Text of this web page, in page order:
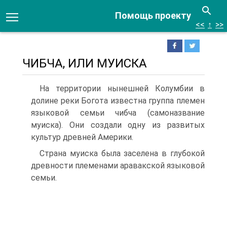
Помощь проекту
<< ↑ >>
ЧИБЧА, ИЛИ МУИСКА
На территории нынешней Колумбии в
долине реки Богота известна группа племен
языковой семьи чибча (самоназвание
муиска). Они создали одну из разви­тых
культур древней Америки.
Страна муиска была заселена в глубокой
древно­сти племенами аравакской языковой
семьи.